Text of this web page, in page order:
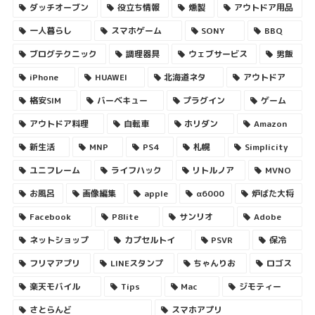
ダッチオーブン
役立ち情報 燻製
アウトドア用品
一人暮らし
スマホゲーム SONY
BBQ
ブログテクニック
調理器具 ウェブサービス
男飯
iPhone
HUAWEI 北海道ネタ
アウトドア
格安SIM
バーベキュー プラグイン
ゲーム
アウトドア料理
自転車 ホリダン
Amazon
新生活
MNP PS4 札幌
Simplicity
ユニフレーム
ライフハック リトルノア
MVNO
お風呂
画像編集 apple α6000
炉ばた大将
Facebook
P8lite サンリオ
Adobe
ネットショップ
カプセルトイ PSVR
保冷
フリマアプリ
LINEスタンプ ちゃんりお
ロゴス
楽天モバイル
Tips Mac
ジモティー
さとらんど
スマホアプリ